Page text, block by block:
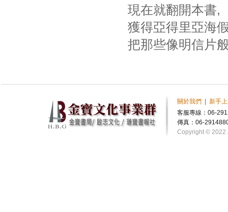
現在就翻開本書,
獲得亞得里亞海
把那些像明信片
關於我們
新手
客服專線：06-
傳真：06-
Copyright © 2022